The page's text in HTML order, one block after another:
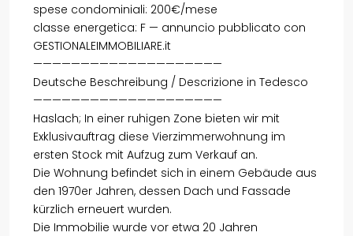
spese condominiali: 200€/mese
classe energetica: F — annuncio pubblicato con
GESTIONALEIMMOBILIARE.it
————————————————————
Deutsche Beschreibung / Descrizione in Tedesco
————————————————————
Haslach; In einer ruhigen Zone bieten wir mit
Exklusivauftrag diese Vierzimmerwohnung im
ersten Stock mit Aufzug zum Verkauf an.
Die Wohnung befindet sich in einem Gebäude aus
den 1970er Jahren, dessen Dach und Fassade
kürzlich erneuert wurden.
Die Immobilie wurde vor etwa 20 Jahren